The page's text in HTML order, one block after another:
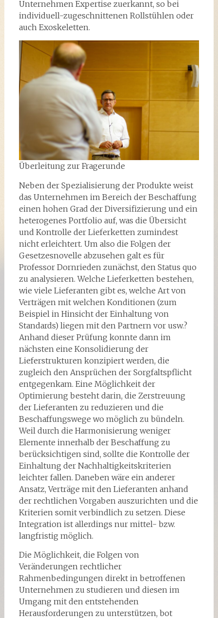
Unternehmen Expertise zuerkannt, so bei
individuell-zugeschnittenen Rollstühlen oder
auch Exoskeletten.
Überleitung zur Fragerunde
Neben der Spezialisierung der Produkte weist
das Unternehmen im Bereich der Beschaffung
einen hohen Grad der Diversifizierung und ein
heterogenes Portfolio auf, was die Übersicht
und Kontrolle der Lieferketten zumindest
nicht erleichtert. Um also die Folgen der
Gesetzesnovelle abzusehen galt es für
Professor Dornrieden zunächst, den Status quo
zu analysieren. Welche Lieferketten bestehen,
wie viele Lieferanten gibt es, welche Art von
Verträgen mit welchen Konditionen (zum
Beispiel in Hinsicht der Einhaltung von
Standards) liegen mit den Partnern vor usw.?
Anhand dieser Prüfung konnte dann im
nächsten eine Konsolidierung der
Lieferstrukturen konzipiert werden, die
zugleich den Ansprüchen der Sorgfaltspflicht
entgegenkam. Eine Möglichkeit der
Optimierung besteht darin, die Zerstreuung
der Lieferanten zu reduzieren und die
Beschaffungswege wo möglich zu bündeln.
Weil durch die Harmonisierung weniger
Elemente innerhalb der Beschaffung zu
berücksichtigen sind, sollte die Kontrolle der
Einhaltung der Nachhaltigkeitskriterien
leichter fallen. Daneben wäre ein anderer
Ansatz, Verträge mit den Lieferanten anhand
der rechtlichen Vorgaben auszurichten und die
Kriterien somit verbindlich zu setzen. Diese
Integration ist allerdings nur mittel- bzw.
langfristig möglich.
Die Möglichkeit, die Folgen von
Veränderungen rechtlicher
Rahmenbedingungen direkt in betroffenen
Unternehmen zu studieren und diesen im
Umgang mit den entstehenden
Herausforderungen zu unterstützen, bot